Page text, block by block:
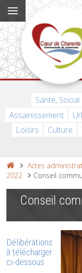
Santé, Social
Assainissement
Loisirs
Culture
Actes
2022
Conseil
Conseil
Délibérations
à télécharger
ci-dessous